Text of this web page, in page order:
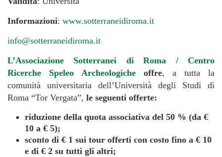
Informazioni: www.sotterraneidiroma.it
info@sotterraneidiroma.it
L’Associazione Sotterranei di Roma / Centro
Ricerche Speleo Archeologiche offre, a tutta la
comunità universitaria dell’Università degli Studi di
Roma “Tor Vergata”, le seguenti offerte:
riduzione della quota associativa del 50 % (da €
10 a € 5);
sconto di € 1 sui tour offerti con costo fino a € 10
e di € 2 su tutti gli altri;